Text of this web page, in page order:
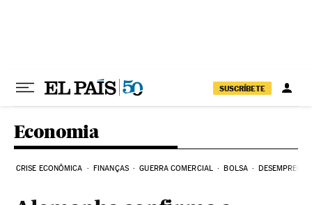
SUSCRÍBETE
Economia
CRISE ECONÔMICA FINANÇAS GUERRA COMERCIAL BOLSA DESEMPREGO